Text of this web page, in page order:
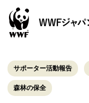
サポーター活動報告
森林の保全